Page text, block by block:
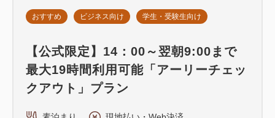
おすすめ ビジネス向け 学生・受験生向け
【公式限定】14：00～翌朝9:00まで
最大19時間利用可能「アーリーチェッ
クアウト」プラン